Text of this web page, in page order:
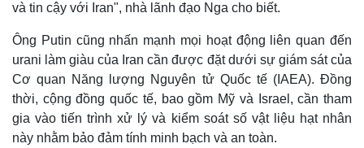
và tin cậy với Iran", nhà lãnh đạo Nga cho biết.
Ông Putin cũng nhấn mạnh mọi hoạt động liên quan đến
urani làm giàu của Iran cần được đặt dưới sự giám sát của
Cơ quan Năng lượng Nguyên tử Quốc tế (IAEA). Đồng
thời, cộng đồng quốc tế, bao gồm Mỹ và Israel, cần tham
gia vào tiến trình xử lý và kiểm soát số vật liệu hạt nhân
này nhằm bảo đảm tính minh bạch và an toàn.